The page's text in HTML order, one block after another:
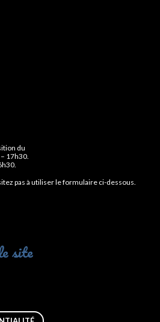
du
17h30.
pas à utiliser le formulaire ci-dessous.
site